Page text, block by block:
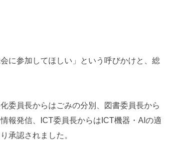
に参加してほしい」という呼びかけと、総
委員長からはごみの分別、図書委員長から
報発信、ICT委員長からはICT機器・AIの適
承認されました。